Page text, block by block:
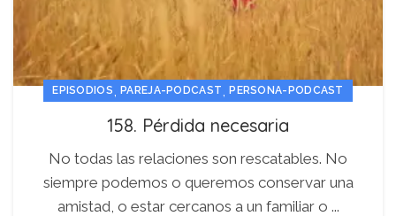
EPISODIOS, PAREJA-PODCAST,PERSONA-PODCAST
158. Pérdida necesaria
No todas las relaciones son rescatables. No
siempre podemos o queremos conservar una
amistad, o estar cercanos a un familiar o ...